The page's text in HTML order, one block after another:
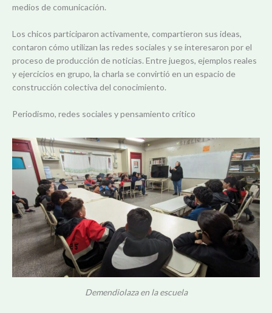
medios de comunicación.
Los chicos participaron activamente, compartieron sus ideas,
contaron cómo utilizan las redes sociales y se interesaron por el
proceso de producción de noticias. Entre juegos, ejemplos reales
y ejercicios en grupo, la charla se convirtió en un espacio de
construcción colectiva del conocimiento.
Periodismo, redes sociales y pensamiento crítico
Demendiolaza en la escuela